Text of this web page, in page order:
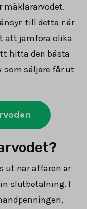
mäklararvodet.
till detta när
att jämföra olika
hitta den bästa
som säljare får ut
ut när affären är
slutbetalning. I